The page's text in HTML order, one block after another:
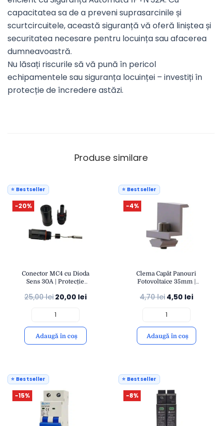
capacitatea sa de a preveni suprasarcinile și
scurtcircuitele, această siguranță vă oferă liniștea și
securitatea necesare pentru locuința sau afacerea
dumneavoastră.
Nu lăsați riscurile să vă pună în pericol
echipamentele sau siguranța locuinței – investiți în
protecție de încredere astăzi.
Produse similare
⭐ Bestseller
-20%
Conector MC4 cu Dioda
Sens 30A | Protecție
Compatibil Cabluri 4-
25,00lei 20,00 lei
Adaugă în coș
⭐ Bestseller
-4%
Clema Capăt Panouri
Fotovoltaice 35mm |
| Montaj Structuri Solare |
4,70lei 4,50 lei
Adaugă în coș
⭐ Bestseller
-15%
⭐ Bestseller
-8%